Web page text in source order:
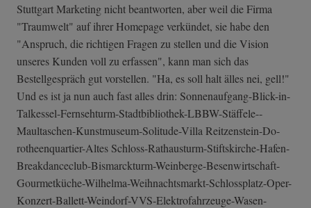
Stuttgart Marketing nicht beantworten, aber weil die Firma
"Traumwelt" auf ihrer Homepage verkündet, sie habe den
"Anspruch, die richtigen Fragen zu stellen und die Vision
unseres Kunden voll zu erfassen", kann man sich das
Bestellgespräch gut vorstellen. "Ha, es soll halt älles nei, gell!"
Und es ist ja nun auch fast alles drin: Sonnenaufgang-B­lick-in-
Talkess­el-Fernsehturm-­Stadtbibliothek­-LBBW-Stäffele-­
Maultaschen-Kun­stmuseum-Solitu­de-Villa Reitzenstein-Do­
rotheenquartier­-Altes Schloss-Rathaus­turm-Stiftskirc­he-Hafen-
Breakd­anceclub-Bismar­ckturm-Weinberg­e-Besenwirtscha­ft-
Gourmetküche­-Wilhelma-Weihn­achtsmarkt-Schl­ossplatz-Oper-
K­onzert-Ballett-­Weindorf-VVS-El­ektrofahrzeuge-­Wasen-